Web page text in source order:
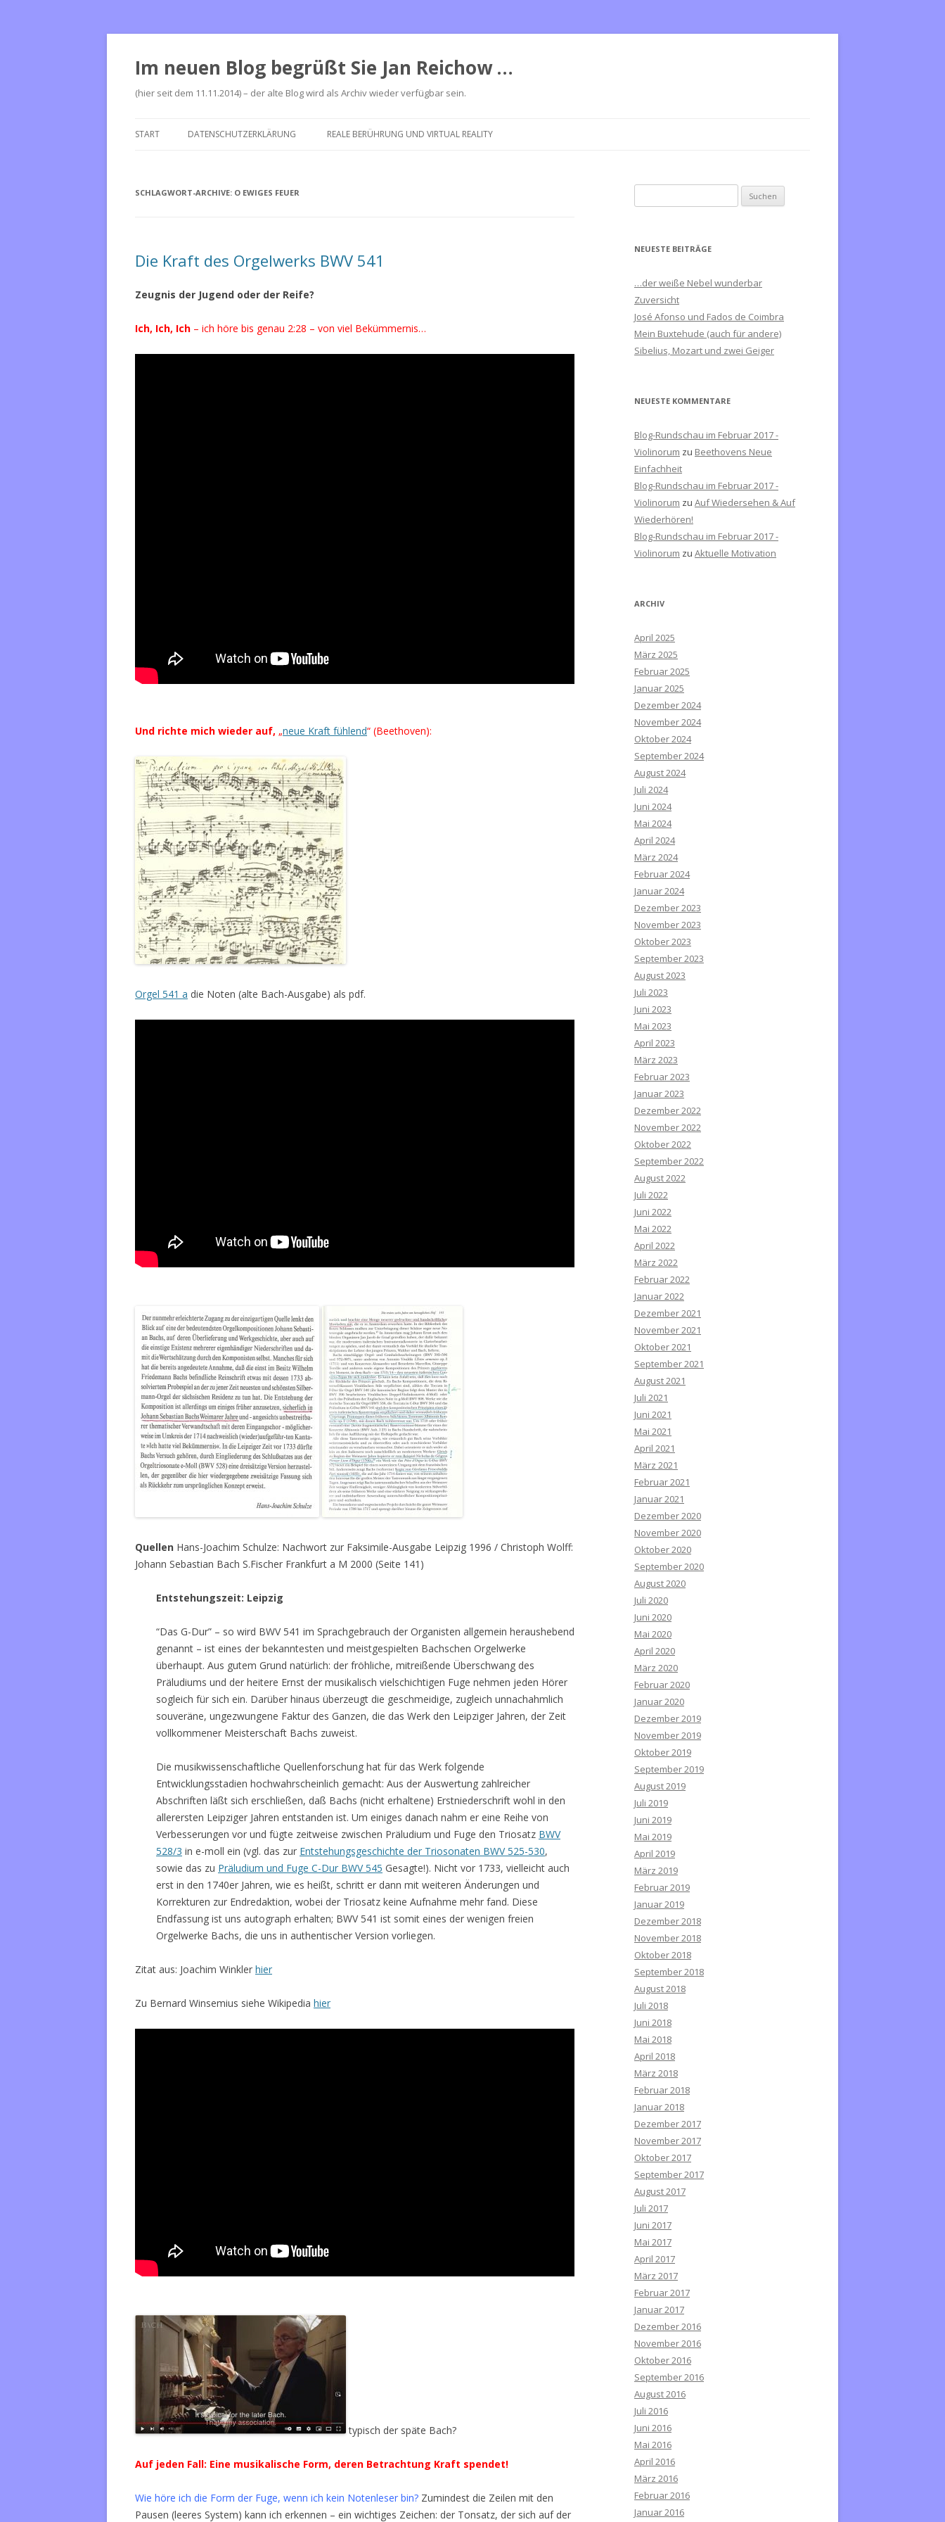
Im neuen Blog begrüßt Sie Jan Reichow …
(hier seit dem 11.11.2014) – der alte Blog wird als Archiv wieder verfügbar sein.
Inhalt
START DATENSCHUTZERKLÄRUNG REALE BERÜHRUNG UND VIRTUAL REALITY
SCHLAGWORT-ARCHIVE: O EWIGES FEUER
Die Kraft des Orgelwerks BWV 541
Zeugnis der Jugend oder der Reife?
Ich, Ich, Ich – ich höre bis genau 2:28 – von viel Bekümmernis…
Und richte mich wieder auf, „neue Kraft fühlend“ (Beethoven):
Orgel 541 a die Noten (alte Bach-Ausgabe) als pdf.
Quellen Hans-Joachim Schulze: Nachwort zur Faksimile-Ausgabe Leipzig 1996 / Christoph Wolff:
Johann Sebastian Bach S.Fischer Frankfurt a M 2000 (Seite 141)
Entstehungszeit: Leipzig
“Das G-Dur” – so wird BWV 541 im Sprachgebrauch der Organisten allgemein heraushebend
genannt – ist eines der bekanntesten und meistgespielten Bachschen Orgelwerke
überhaupt. Aus gutem Grund natürlich: der fröhliche, mitreißende Überschwang des
Präludiums und der heitere Ernst der musikalisch vielschichtigen Fuge nehmen jeden Hörer
sogleich für sich ein. Darüber hinaus überzeugt die geschmeidige, zugleich unnachahmlich
souveräne, ungezwungene Faktur des Ganzen, die das Werk den Leipziger Jahren, der Zeit
vollkommener Meisterschaft Bachs zuweist.
Die musikwissenschaftliche Quellenforschung hat für das Werk folgende
Entwicklungsstadien hochwahrscheinlich gemacht: Aus der Auswertung zahlreicher
Abschriften läßt sich erschließen, daß Bachs (nicht erhaltene) Erstniederschrift wohl in den
allerersten Leipziger Jahren entstanden ist. Um einiges danach nahm er eine Reihe von
Verbesserungen vor und fügte zeitweise zwischen Präludium und Fuge den Triosatz BWV
528/3 in e-moll ein (vgl. das zur Entstehungsgeschichte der Triosonaten BWV 525-530,
sowie das zu Präludium und Fuge C-Dur BWV 545 Gesagte!). Nicht vor 1733, vielleicht auch
erst in den 1740er Jahren, wie es heißt, schritt er dann mit weiteren Änderungen und
Korrekturen zur Endredaktion, wobei der Triosatz keine Aufnahme mehr fand. Diese
Endfassung ist uns autograph erhalten; BWV 541 ist somit eines der wenigen freien
Orgelwerke Bachs, die uns in authentischer Version vorliegen.
Zitat aus: Joachim Winkler hier
Zu Bernard Winsemius siehe Wikipedia hier
typisch der späte Bach?
Auf jeden Fall: Eine musikalische Form, deren Betrachtung Kraft spendet!
Wie höre ich die Form der Fuge, wenn ich kein Notenleser bin? Zumindest die Zeilen mit den
Pausen (leeres System) kann ich erkennen – ein wichtiges Zeichen: der Tonsatz, der sich auf der
u
h
n
a
c
h
NEUESTE BEITRÄGE
…der weiße Nebel wunderbar
Zuversicht
José Afonso und Fados de Coimbra
Mein Buxtehude (auch für andere)
Sibelius, Mozart und zwei Geiger
NEUESTE KOMMENTARE
Blog-Rundschau im Februar 2017 -
Violinorum zu Beethovens Neue
Einfachheit
Blog-Rundschau im Februar 2017 -
Violinorum zu Auf Wiedersehen & Auf
Wiederhören!
Blog-Rundschau im Februar 2017 -
Violinorum zu Aktuelle Motivation
ARCHIV
April 2025
März 2025
Februar 2025
Januar 2025
Dezember 2024
November 2024
Oktober 2024
September 2024
August 2024
Juli 2024
Juni 2024
Mai 2024
April 2024
März 2024
Februar 2024
Januar 2024
Dezember 2023
November 2023
Oktober 2023
September 2023
August 2023
Juli 2023
Juni 2023
Mai 2023
April 2023
März 2023
Februar 2023
Januar 2023
Dezember 2022
November 2022
Oktober 2022
September 2022
August 2022
Juli 2022
Juni 2022
Mai 2022
April 2022
März 2022
Februar 2022
Januar 2022
Dezember 2021
November 2021
Oktober 2021
September 2021
August 2021
Juli 2021
Juni 2021
Mai 2021
April 2021
März 2021
Februar 2021
Januar 2021
Dezember 2020
November 2020
Oktober 2020
September 2020
August 2020
Juli 2020
Juni 2020
Mai 2020
April 2020
März 2020
Februar 2020
Januar 2020
Dezember 2019
November 2019
Oktober 2019
September 2019
August 2019
Juli 2019
Juni 2019
Mai 2019
April 2019
März 2019
Februar 2019
Januar 2019
Dezember 2018
November 2018
Oktober 2018
September 2018
August 2018
Juli 2018
Juni 2018
Mai 2018
April 2018
März 2018
Februar 2018
Januar 2018
Dezember 2017
November 2017
Oktober 2017
September 2017
August 2017
Juli 2017
Juni 2017
Mai 2017
April 2017
März 2017
Februar 2017
Januar 2017
Dezember 2016
November 2016
Oktober 2016
September 2016
August 2016
Juli 2016
Juni 2016
Mai 2016
April 2016
März 2016
Februar 2016
Januar 2016